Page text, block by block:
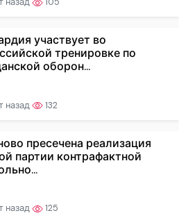
участвует во
тренировке по
оборон...
назад 132
пресечена реализация
партии контрафактной
назад 125